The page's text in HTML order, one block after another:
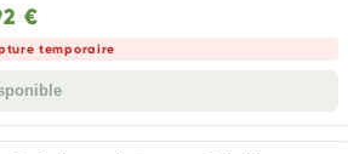
€
temporaire